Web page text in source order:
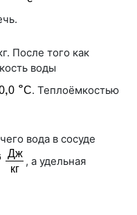
После того как
воды
. Теплоёмкостью
вода в сосуде
, а удельная